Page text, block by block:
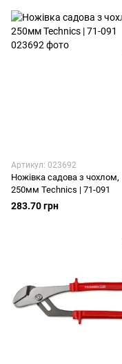
Артикул: 023692
Ножівка садова з чохлом,
250мм Technics | 71-091
283.70 грн